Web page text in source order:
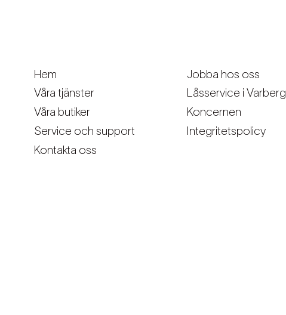
Hem
Våra tjänster
Våra butiker
Service och support
Kontakta oss
Jobba hos oss
Låsservice i Varberg
Koncernen
Integritetspolicy